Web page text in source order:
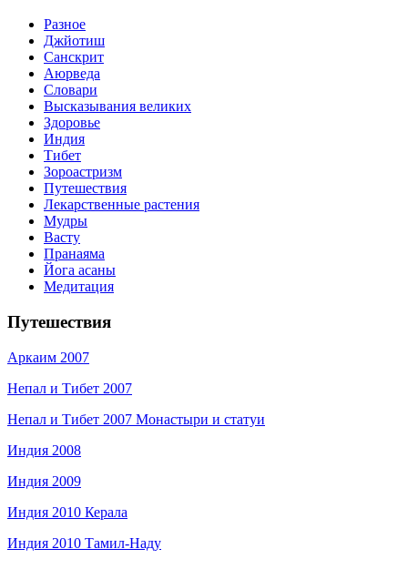
Разное
Джйотиш
Санскрит
Аюрведа
Словари
Высказывания великих
Здоровье
Индия
Тибет
Зороастризм
Путешествия
Лекарственные растения
Мудры
Васту
Пранаяма
Йога асаны
Медитация
Путешествия
Аркаим 2007
Непал и Тибет 2007
Непал и Тибет 2007 Монастыри и статуи
Индия 2008
Индия 2009
Индия 2010 Керала
Индия 2010 Тамил-Наду